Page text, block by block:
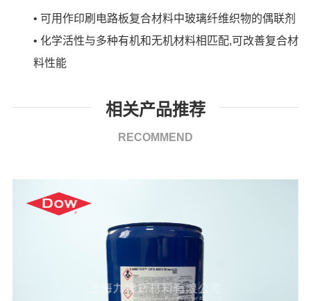
• 可用作印刷电路板复合材料中玻璃纤维织物的偶联剂
• 化学活性与多种有机和无机材料相匹配,可改善复合材
料性能
相关产品推荐
RECOMMEND